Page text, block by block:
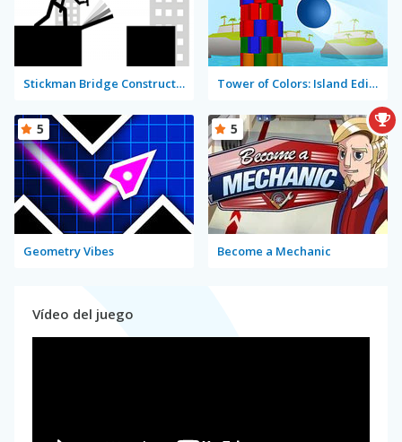
Stickman Bridge Constructor Tower of Colors: Island Edition
Geometry Vibes
5
Become a Mechanic
5
Vídeo del juego